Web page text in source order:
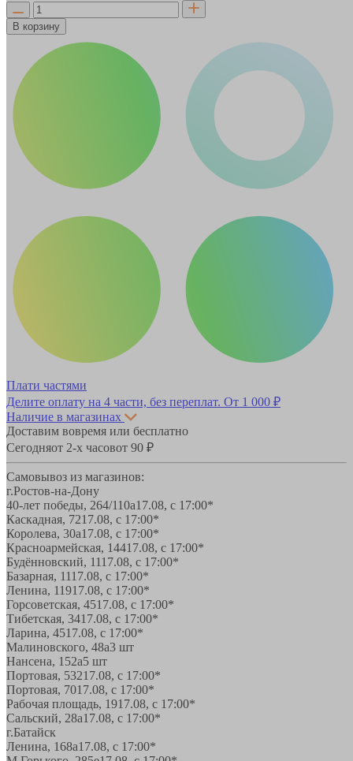
В корзину
Плати частями
Делите оплату на 4 части, без переплат. От 1 000 ₽
Наличие в магазинах
Доставим вовремя или бесплатно
Сегодняот 2-х часовот 90 ₽
Самовывоз из магазинов:
г.Ростов-на-Дону
40-лет победы, 264/110а17.08, с 17:00*
Каскадная, 7217.08, с 17:00*
Королева, 30а17.08, с 17:00*
Красноармейская, 14417.08, с 17:00*
Будённовский, 1117.08, с 17:00*
Базарная, 1117.08, с 17:00*
Ленина, 11917.08, с 17:00*
Горсоветская, 4517.08, с 17:00*
Тибетская, 3417.08, с 17:00*
Ларина, 4517.08, с 17:00*
Малиновского, 48а3 шт
Нансена, 152а5 шт
Портовая, 53217.08, с 17:00*
Портовая, 7017.08, с 17:00*
Рабочая площадь, 1917.08, с 17:00*
Сальский, 28a17.08, с 17:00*
г.Батайск
Ленина, 168а17.08, с 17:00*